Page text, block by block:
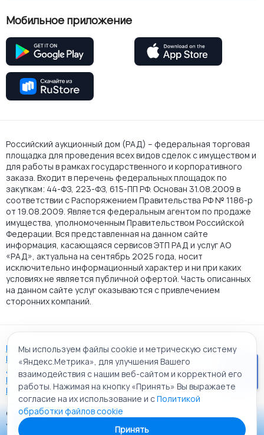
Мобильное приложение
Российский аукционный дом (РАД) – федеральная торговая
площадка для проведения всех видов сделок с имуществом и
для работы в рамках государственного и корпоративного
заказа. Входит в перечень федеральных площадок по
закупкам: 44-ФЗ, 223-ФЗ, 615-ПП РФ. Основан 31.08.2009 в
соответствии с Распоряжением Правительства РФ № 1186-р
от 19.08.2009. Является федеральным агентом по продаже
имущества, уполномоченным Правительством Российской
Федерации. Вся представленная на данном сайте
информация, касающаяся сервисов ЭТП РАД и услуг АО
«РАД», актуальна на сентябрь 2025 года, носит
исключительно информационный характер и ни при каких
условиях не является публичной офертой. Часть описанных
на данном сайте услуг оказываются с привлечением
сторонних компаний.
Пользовательское соглашение
Политика АО "РАД" в отношении обработки персональных
данных
Политика обработки файлов cookie
Карта сайта
© 2009 - 2026 АО «Российский аукционный дом»
универсальная торговая площадка. Все права защищены.
Мы используем файлы cookie и метрическую систему
«Яндекс.Метрика», для улучшения Вашего
взаимодействия с нашим веб-сайтом и корректной его
работы. Нажимая на кнопку «Принять» Вы выражаете
согласие на их использование и сПолитикой
обработки файлов cookie
Принять
Приложение «РАД Каталог»